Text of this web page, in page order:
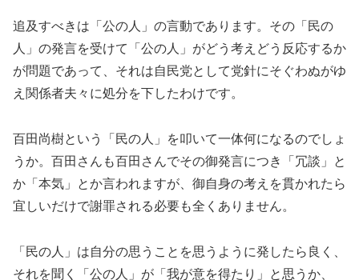
追及すべきは「公の人」の言動であります。その「民の
人」の発言を受けて「公の人」がどう考えどう反応するか
が問題であって、それは自民党として党針にそぐわぬがゆ
え関係者夫々に処分を下したわけです。
百田尚樹という「民の人」を叩いて一体何になるのでしょ
うか。百田さんも百田さんでその御発言につき「冗談」と
か「本気」とか言われますが、御自身の考えを貫かれたら
宜しいだけで謝罪される必要も全くありません。
「民の人」は自分の思うことを思うように発したら良く、
それを聞く「公の人」が「我が意を得たり」と思うか、